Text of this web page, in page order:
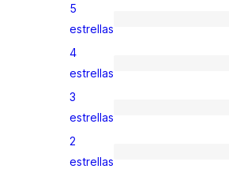
4
valoraciones
de
5
estrellas
0
valoraciones
de
4
estrellas
0
valoraciones
de
3
estrellas
0
2
estrellas